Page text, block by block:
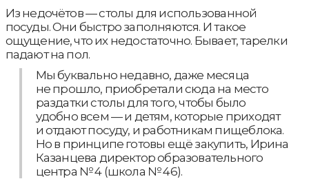
Из недочётов — столы для использованной
посуды. Они быстро заполняются. И такое
ощущение, что их недостаточно. Бывает, тарелки
падают на пол.
Мы буквально недавно, даже месяца
не прошло, приобретали сюда на место
раздатки столы для того, чтобы было
удобно всем — и детям, которые приходят
и отдают посуду, и работникам пищеблока.
Но в принципе готовы ещё закупить, Ирина
Казанцева директор образовательного
центра № 4 (школа № 46).